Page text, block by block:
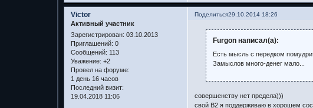
Поделиться29.10.2014 18:26
Victor
Активный участник
Зарегистрирован: 03.10.2013
Приглашений: 0
Сообщений: 113
Уважение: +2
Провел на форуме:
1 день 16 часов
Последний визит:
19.04.2018 11:06
Furgon написал(а):
Есть мысль с передком
Замыслов много-денег мало...
совершенству нет предела)))
свой В2 я поддерживаю в хорошем